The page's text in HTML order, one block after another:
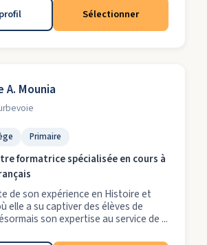
Sélectionner
A. Mounia
Primaire
formatrice spécialisée en cours à
de son expérience en Histoire et
elle a su captiver des élèves de
son expertise au service de ...